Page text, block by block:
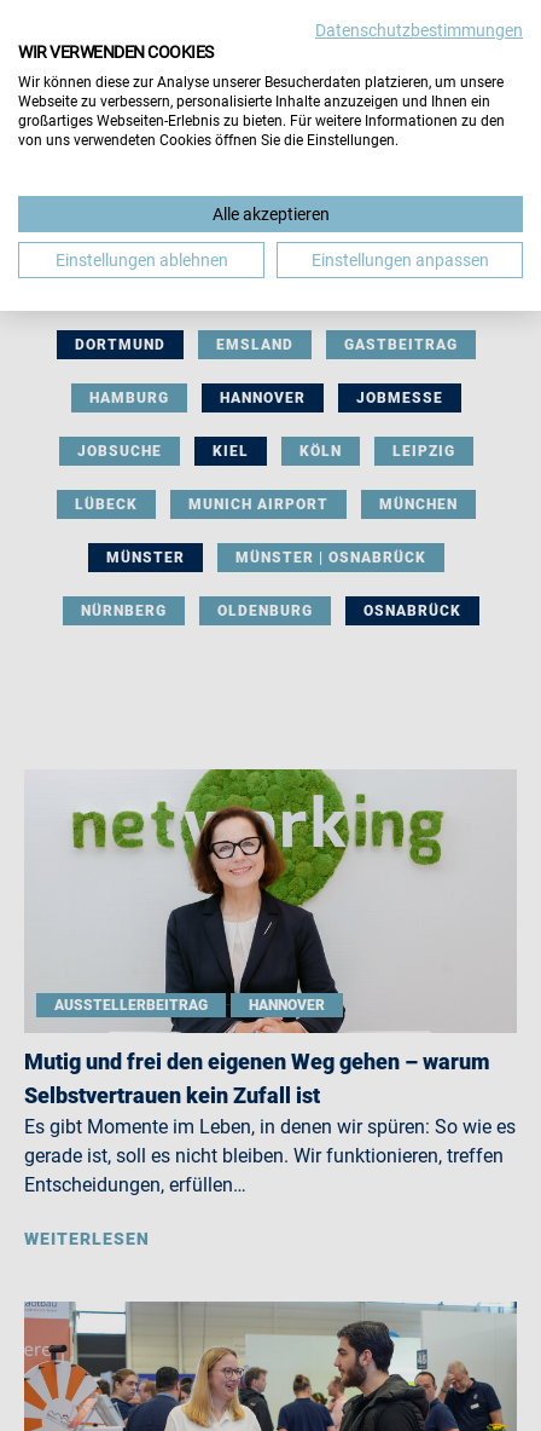
BERUFLICHE ORIENTIERUNG BEWERBUNG
DORTMUND EMSLAND GASTBEITRAG
HAMBURG HANNOVER JOBMESSE
JOBSUCHE KIEL KÖLN LEIPZIG
LÜBECK MUNICH AIRPORT MÜNCHEN
MÜNSTER MÜNSTER | OSNABRÜCK
NÜRNBERG OLDENBURG OSNABRÜCK
AUSSTELLERBEITRAG HANNOVER
Mutig und frei den eigenen Weg gehen – warum
Selbstvertrauen kein Zufall ist
Es gibt Momente im Leben, in denen wir spüren: So wie es
gerade ist, soll es nicht bleiben. Wir funktionieren, treffen
Entscheidungen, erfüllen…
WEITERLESEN
Datenschutzbestimmungen
WIR VERWENDEN COOKIES
Wir können diese zur Analyse unserer Besucherdaten platzieren, um unsere
Webseite zu verbessern, personalisierte Inhalte anzuzeigen und Ihnen ein
großartiges Webseiten-Erlebnis zu bieten. Für weitere Informationen zu den
von uns verwendeten Cookies öffnen Sie die Einstellungen.
Alle akzeptieren
Einstellungen ablehnen Einstellungen anpassen